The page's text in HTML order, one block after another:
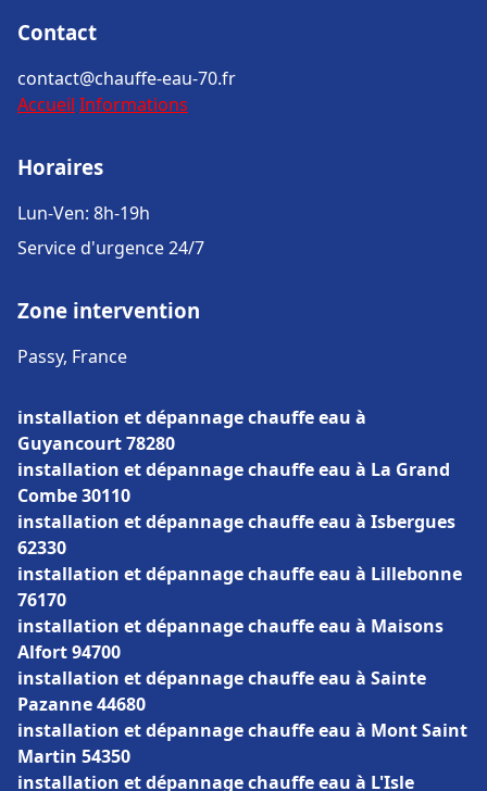
Contact
contact@chauffe-eau-70.fr
Accueil Informations
Horaires
Lun-Ven: 8h-19h
Service d'urgence 24/7
Zone intervention
Passy, France
installation et dépannage chauffe eau à
Guyancourt 78280
installation et dépannage chauffe eau à La Grand
Combe 30110
installation et dépannage chauffe eau à Isbergues
62330
installation et dépannage chauffe eau à Lillebonne
76170
installation et dépannage chauffe eau à Maisons
Alfort 94700
installation et dépannage chauffe eau à Sainte
Pazanne 44680
installation et dépannage chauffe eau à Mont Saint
Martin 54350
installation et dépannage chauffe eau à L'Isle